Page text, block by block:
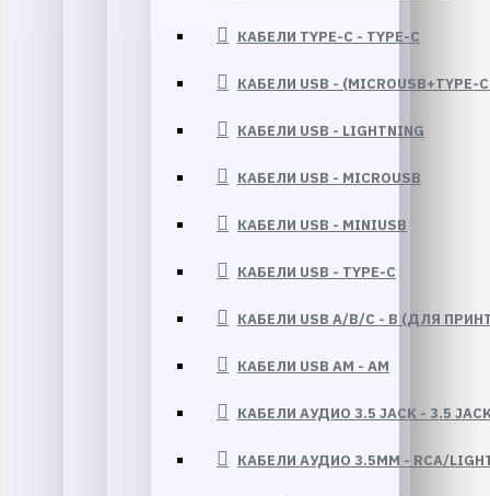
КАБЕЛИ TYPE-C - TYPE-C
КАБЕЛИ USB - (MICROUSB+TYPE-
КАБЕЛИ USB - LIGHTNING
КАБЕЛИ USB - MICROUSB
КАБЕЛИ USB - MINIUSB
КАБЕЛИ USB - TYPE-C
КАБЕЛИ USB A/B/C - B (ДЛЯ
КАБЕЛИ USB AM - AM
КАБЕЛИ АУДИО 3.5 JACK - 3.5
КАБЕЛИ АУДИО 3.5ММ - RCA/